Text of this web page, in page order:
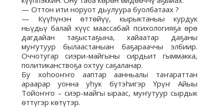
— Оттон ити норуот дьулуура буолбатаах ?
— Күүһүнэн өттөйүү, кырыктаныы курдук
ньүдьү балай күүс маассабай психологияҕа өрө
дагдайан таҕыстаҕына, хайаатар даҕаны
муҥутуур былаастаныан баҕарааччы элбиир.
Оччотугар сиэри-майгыны сирдьит гыммакка,
политиканствоҕа охтуу саҕаланар.
Бу хоһооҥҥо ааптар аанньалы таҥараттан
араарар уонна уһук бүтэһигэр Үрүҥ Айыы
Тойоҥҥо – сиэр-майгы ыраас, муҥутуур сырдык
өттүгэр көтүтэр.